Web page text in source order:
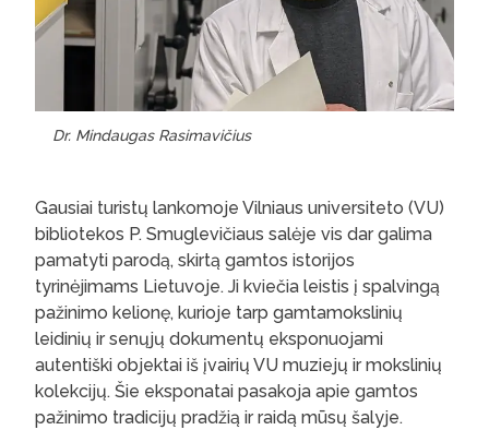
Dr. Mindaugas Rasimavičius
Gausiai turistų lankomoje Vilniaus universiteto (VU)
bibliotekos P. Smuglevičiaus salėje vis dar galima
pamatyti parodą, skirtą gamtos istorijos
tyrinėjimams Lietuvoje. Ji kviečia leistis į spalvingą
pažinimo kelionę, kurioje tarp gamtamokslinių
leidinių ir senųjų dokumentų eksponuojami
autentiški objektai iš įvairių VU muziejų ir mokslinių
kolekcijų. Šie eksponatai pasakoja apie gamtos
pažinimo tradicijų pradžią ir raidą mūsų šalyje.